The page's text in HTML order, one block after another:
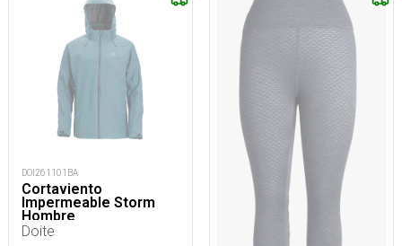
DOI261101BA
Cortaviento
Impermeable Storm
Hombre
Doite